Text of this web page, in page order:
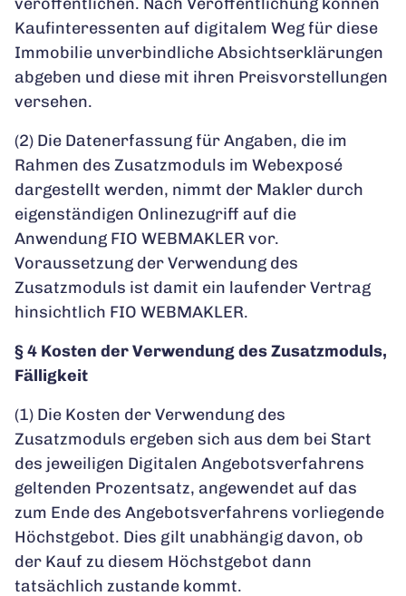
Kaufinteressenten auf digitalem Weg für diese
Immobilie unverbindliche Absichtserklärungen
abgeben und diese mit ihren Preisvorstellungen
versehen.
(2) Die Datenerfassung für Angaben, die im
Rahmen des Zusatzmoduls im Webexposé
dargestellt werden, nimmt der Makler durch
eigenständigen Onlinezugriff auf die
Anwendung FIO WEBMAKLER vor.
Voraussetzung der Verwendung des
Zusatzmoduls ist damit ein laufender Vertrag
hinsichtlich FIO WEBMAKLER.
§ 4 Kosten der Verwendung des Zusatzmoduls,
Fälligkeit
(1) Die Kosten der Verwendung des
Zusatzmoduls ergeben sich aus dem bei Start
des jeweiligen Digitalen Angebotsverfahrens
geltenden Prozentsatz, angewendet auf das
zum Ende des Angebotsverfahrens vorliegende
Höchstgebot. Dies gilt unabhängig davon, ob
der Kauf zu diesem Höchstgebot dann
tatsächlich zustande kommt.